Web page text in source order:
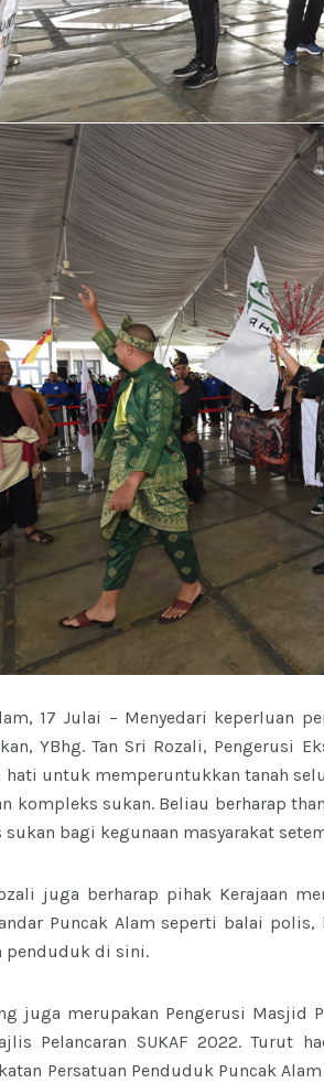
17 Julai – Menyedari keperluan
YBhg. Tan Sri Rozali, Pengerusi
hati untuk memperuntukkan tanah
kompleks sukan. Beliau berharap
bagi kegunaan masyarakat
juga berharap pihak Kerajaan
Puncak Alam seperti balai
penduduk di sini.
juga merupakan Pengerusi Masjid
Pelancaran SUKAF 2022. Turut
Persatuan Penduduk Puncak